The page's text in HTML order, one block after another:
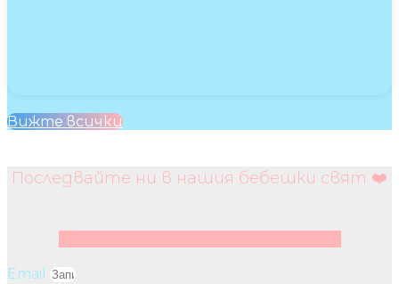
Вижте всички
Последвайте ни в нашия бебешки свят ❤️
Email